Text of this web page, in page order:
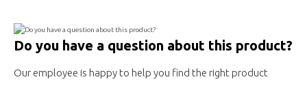
Do you have a question about this product?
Our employee is happy to help you find the right product